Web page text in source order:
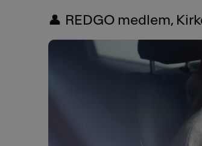
👤 REDGO medlem,